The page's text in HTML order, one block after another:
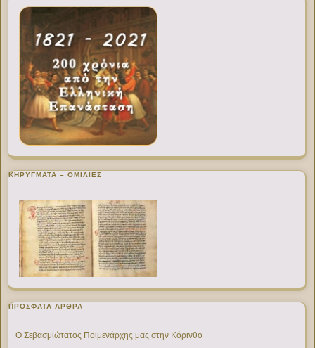
ΚΗΡΥΓΜΑΤΑ – ΟΜΙΛΙΕΣ
ΠΡΌΣΦΑΤΑ ΆΡΘΡΑ
Ο Σεβασμιώτατος Ποιμενάρχης μας στην Κόρινθο